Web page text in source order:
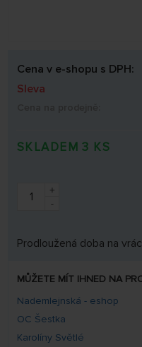
Cena v e-shopu s DPH:
Sleva
SKLADEM 3 KS
+
-
Prodloužená doba na
MŮŽETE MÍT IHNED NA
Nademlejnská - eshop
OC Šestka
Karolíny Světlé